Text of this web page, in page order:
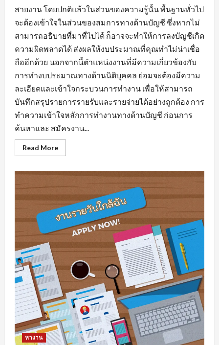
สายงาน โดยปกติแล้วในส่วนของความรู้นั้น พื้นฐานทั่วไป
จะต้องเข้าใจในส่วนของสมการทางด้านบัญชี ซึ่งหากไม่
สามารถอธิบายที่มาที่ไปได้ ก็อาจจะทำให้การลงบัญชีเกิด
ความผิดพลาดได้ ส่งผลให้งบประมาณที่คุณทำไม่น่าเชื่อ
ถืออีกด้วย นอกจากนี้ตำแหน่งงานที่มีความเกี่ยวข้องกับ
การทำงบประมาณทางด้านนิติบุคคล ย่อมจะต้องมีความ
ละเอียดและเข้าใจกระบวนการทำงาน เพื่อให้สามารถ
บันทึกสรุปรายการรายรับและรายจ่ายได้อย่างถูกต้อง การ
ทำความเข้าใจหลักการทำงานทางด้านบัญชี ก่อนการ
ค้นหาและ สมัครงาน...
Read MoreRead
more
สมัคร
มี
พื้น
ฐาน
ความ
รู้
ทาง
ด้าน
สาย
อาชีพ
หางาน